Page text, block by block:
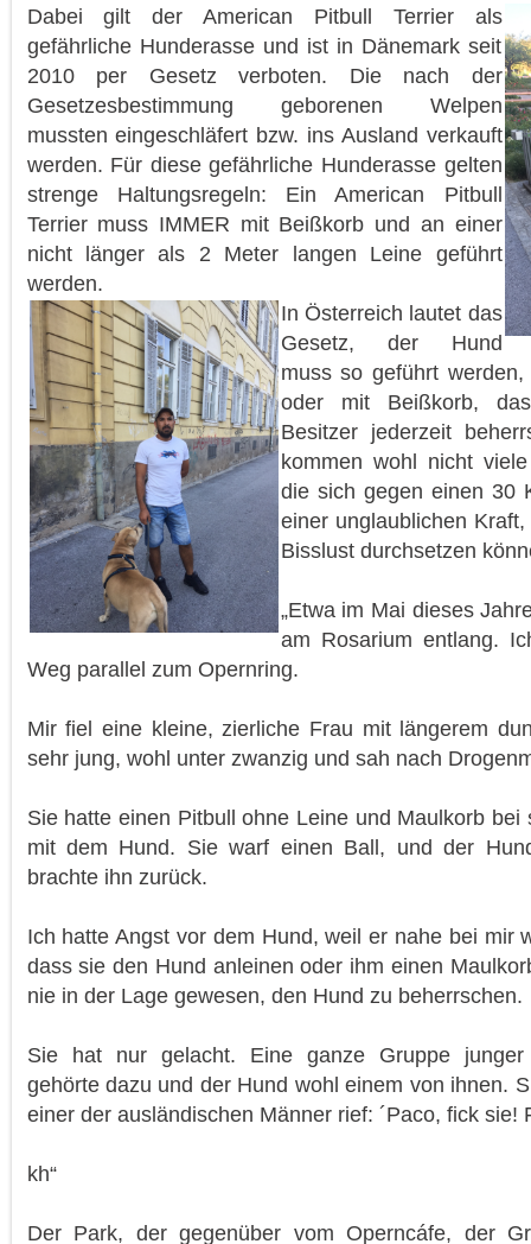
Dabei gilt der American Pitbull Terrier als
gefährliche Hunderasse und ist in Dänemark seit
2010 per Gesetz verboten. Die nach der
Gesetzesbestimmung geborenen Welpen
mussten eingeschläfert bzw. ins Ausland verkauft
werden. Für diese gefährliche Hunderasse gelten
strenge Haltungsregeln: Ein American Pitbull
Terrier muss IMMER mit Beißkorb und an einer
nicht länger als 2 Meter langen Leine geführt
werden.
In Österreich lautet das
Gesetz, der Hund
muss so geführt
oder mit Beißkorb,
Besitzer jederzeit
kommen wohl nicht
die sich gegen einen 30
einer unglaublichen
Bisslust durchsetzen
„Etwa im Mai dieses
am Rosarium entlang.
Weg parallel zum Opernring.
Mir fiel eine kleine, zierliche Frau mit längerem
sehr jung, wohl unter zwanzig und sah nach
Sie hatte einen Pitbull ohne Leine und Maulkorb
mit dem Hund. Sie warf einen Ball, und der
brachte ihn zurück.
Ich hatte Angst vor dem Hund, weil er nahe bei mir
dass sie den Hund anleinen oder ihm einen
nie in der Lage gewesen, den Hund zu beherrschen.
Sie hat nur gelacht. Eine ganze Gruppe junger
gehörte dazu und der Hund wohl einem von ihnen.
einer der ausländischen Männer rief: ´Paco, fick sie!
kh“
Der Park, der gegenüber vom Operncáfe, der